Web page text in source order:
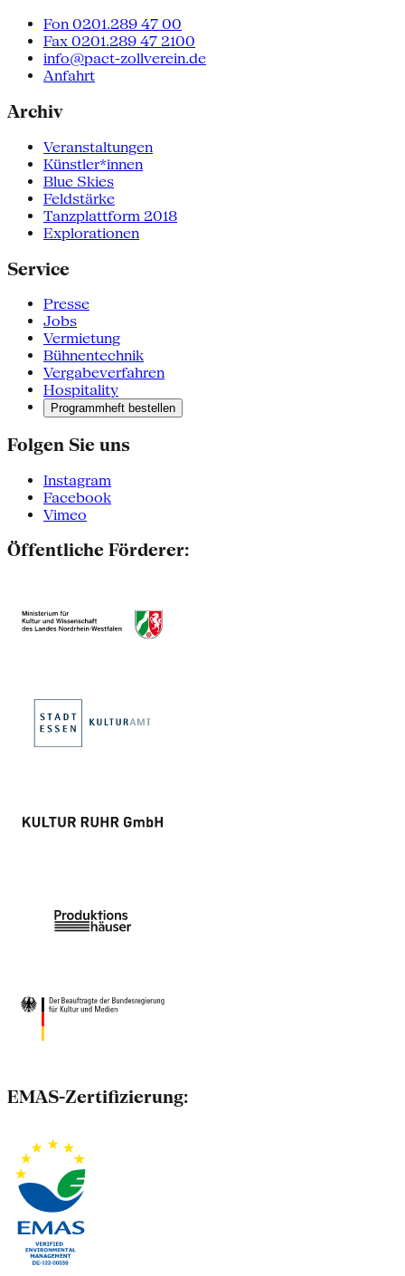
Fon 0201.289 47 00
Fax 0201.289 47 2100
info@pact-zollverein.de
Anfahrt
Archiv
Veranstaltungen
Künstler*innen
Blue Skies
Feldstärke
Tanzplattform 2018
Explorationen
Service
Presse
Jobs
Vermietung
Bühnentechnik
Vergabeverfahren
Hospitality
Programmheft bestellen
Folgen Sie uns
Instagram
Facebook
Vimeo
Öffentliche Förderer:
EMAS-Zertifizierung: